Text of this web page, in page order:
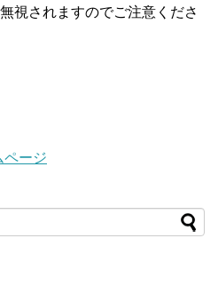
視されますのでご注意くださ
ページ